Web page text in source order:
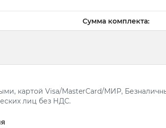
Сумма комплекта:
картой Visa/MasterCard/МИР,
лиц без НДС.